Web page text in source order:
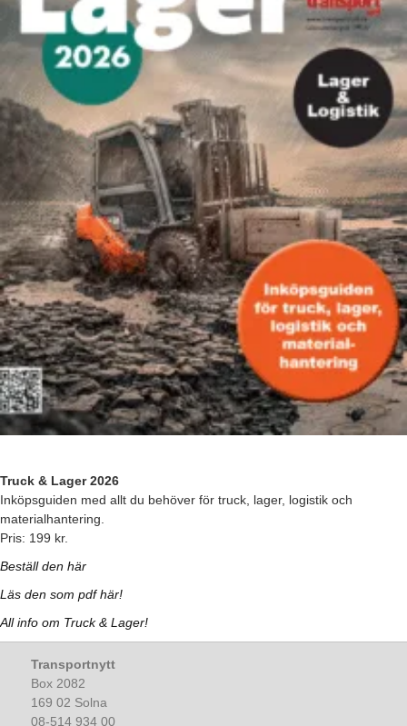
Truck & Lager 2026
Inköpsguiden med allt du behöver för truck, lager, logistik och
materialhantering.
Pris: 199 kr.
Beställ den här
Läs den som pdf här!
All info om Truck & Lager!
Transportnytt
Box 2082
169 02 Solna
08-514 934 00